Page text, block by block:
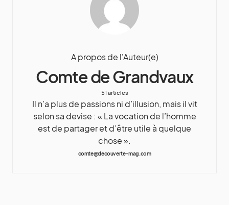
A propos de l'Auteur(e)
Comte de Grandvaux
51 articles
Il n’a plus de passions ni d’illusion, mais il vit
selon sa devise : « La vocation de l’homme
est de partager et d’être utile à quelque
chose ».
comte@decouverte-mag.com